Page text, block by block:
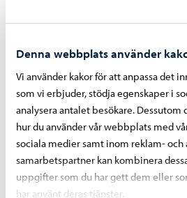
Denna webbplats använder
Vi använder kakor för att anpassa det
som vi erbjuder, stödja egenskaper i
analysera antalet besökare.
hur du använder vår webbplats med
sociala medier samt inom reklam- och
samarbetspartner kan kombinera
uppgifter som du har gett dem eller
har använt deras tjänster.
johanna.kaariainen@porvoo.fi
Förnyande av
Heini Laankoski
Tomtingenjör
+358 40 168 4473
heini.laankoski@porvoo.fi